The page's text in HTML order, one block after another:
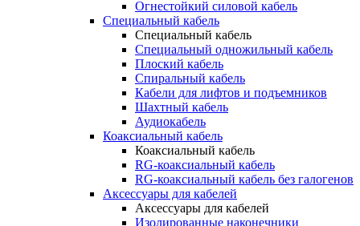
Огнестойкий силовой кабель
Специальный кабель
Специальный кабель
Специальный одножильный кабель
Плоский кабель
Спиральный кабель
Кабели для лифтов и подъемников
Шахтный кабель
Аудиокабель
Коаксиальный кабель
Коаксиальный кабель
RG-коаксиальный кабель
RG-коаксиальный кабель без галогенов
Аксессуары для кабелей
Аксессуары для кабелей
Изолированные наконечники